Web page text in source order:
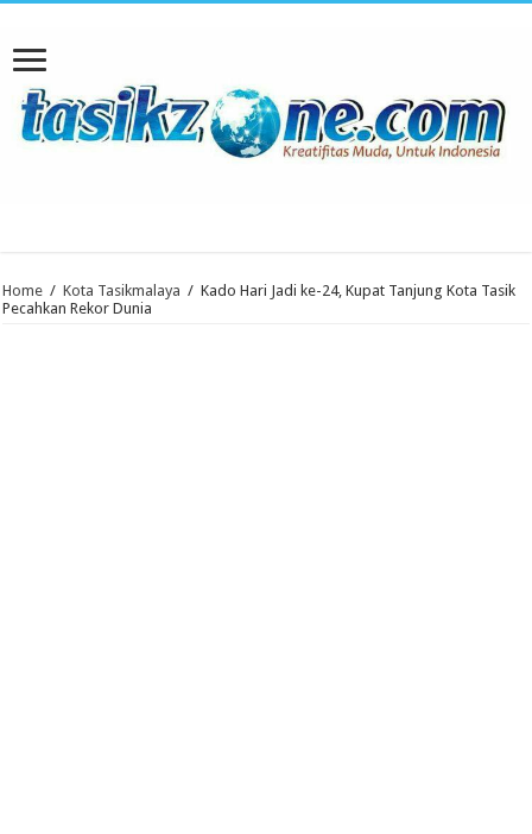
Home / Kota Tasikmalaya / Kado Hari Jadi ke-24, Kupat Tanjung Kota Tasik
Pecahkan Rekor Dunia